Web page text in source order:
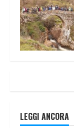
LEGGI ANCORA